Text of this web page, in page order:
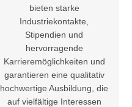
bieten starke
Industriekontakte,
Stipendien und
hervorragende
Karrieremöglichkeiten und
garantieren eine qualitativ
hochwertige Ausbildung, die
auf vielfältige Interessen